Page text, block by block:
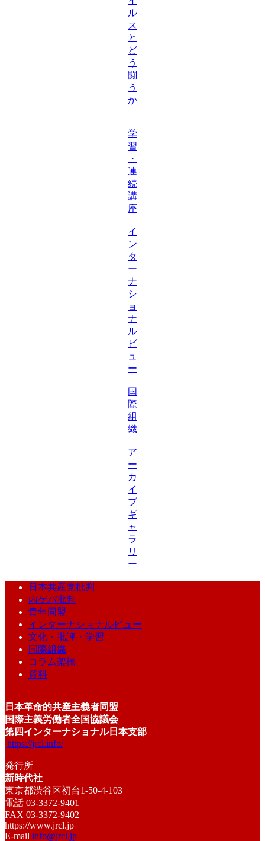
ル
ス
と
ど
う
闘
う
か
学
習
・
連
続
講
座
イ
ン
タ
ー
ナ
シ
ョ
ナ
ル
ビ
ュ
ー
国
際
組
織
ア
ー
カ
イ
ブ
ギ
ャ
ラ
リ
ー
日本共産党批判
内ゲバ批判
青年同盟
インターナショナルビュー
文化・批評・学習
国際組織
コラム架橋
資料
日本革命的共産主義者同盟
国際主義労働者全国協議会
第四インターナショナル日本支部
https://jrcl.info/
発行所
新時代社
東京都渋谷区初台1-50-4-103
電話 03-3372-9401
FAX 03-3372-9402
https://www.jrcl.jp
E-mail info@jrcl.jp